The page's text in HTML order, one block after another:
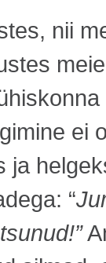
nii
ei
ja
“